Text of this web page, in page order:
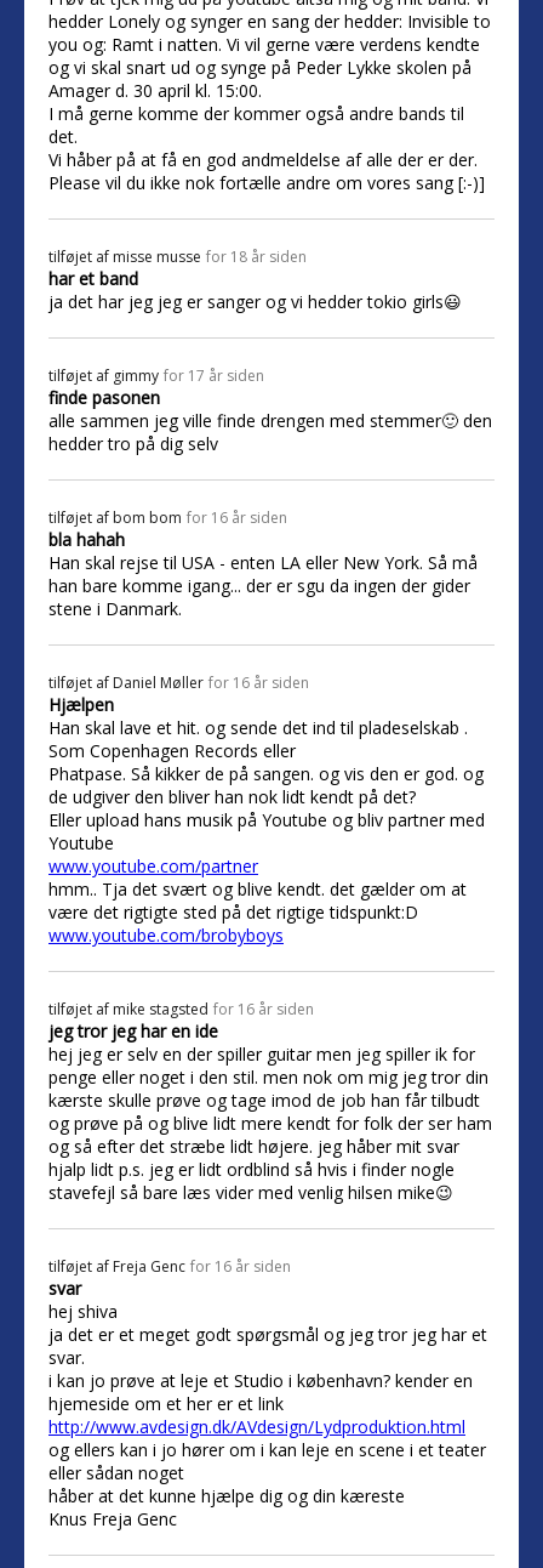
hedder Lonely og synger en sang der hedder: Invisible to
you og: Ramt i natten. Vi vil gerne være verdens kendte
og vi skal snart ud og synge på Peder Lykke skolen på
Amager d. 30 april kl. 15:00.
I må gerne komme der kommer også andre bands til
det.
Vi håber på at få en god andmeldelse af alle der er der.
Please vil du ikke nok fortælle andre om vores sang [:-)]
tilføjet af misse musse for 18 år siden
har et band
ja det har jeg jeg er sanger og vi hedder tokio girls😃
tilføjet af gimmy for 17 år siden
finde pasonen
alle sammen jeg ville finde drengen med stemmer🙂 den
hedder tro på dig selv
tilføjet af bom bom for 16 år siden
bla hahah
Han skal rejse til USA - enten LA eller New York. Så må
han bare komme igang... der er sgu da ingen der gider
stene i Danmark.
tilføjet af Daniel Møller for 16 år siden
Hjælpen
Han skal lave et hit. og sende det ind til pladeselskab .
Som Copenhagen Records eller
Phatpase. Så kikker de på sangen. og vis den er god. og
de udgiver den bliver han nok lidt kendt på det?
Eller upload hans musik på Youtube og bliv partner med
Youtube
www.youtube.com/partner
hmm.. Tja det svært og blive kendt. det gælder om at
være det rigtigte sted på det rigtige tidspunkt:D
www.youtube.com/brobyboys
tilføjet af mike stagsted for 16 år siden
jeg tror jeg har en ide
hej jeg er selv en der spiller guitar men jeg spiller ik for
penge eller noget i den stil. men nok om mig jeg tror din
kærste skulle prøve og tage imod de job han får tilbudt
og prøve på og blive lidt mere kendt for folk der ser ham
og så efter det stræbe lidt højere. jeg håber mit svar
hjalp lidt p.s. jeg er lidt ordblind så hvis i finder nogle
stavefejl så bare læs vider med venlig hilsen mike😉
tilføjet af Freja Genc for 16 år siden
svar
hej shiva
ja det er et meget godt spørgsmål og jeg tror jeg har et
svar.
i kan jo prøve at leje et Studio i københavn? kender en
hjemeside om et her er et link
http://www.avdesign.dk/AVdesign/Lydproduktion.html
og ellers kan i jo hører om i kan leje en scene i et teater
eller sådan noget
håber at det kunne hjælpe dig og din kæreste
Knus Freja Genc